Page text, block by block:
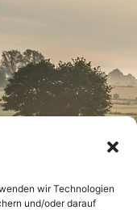
wir Technologien
und/oder darauf